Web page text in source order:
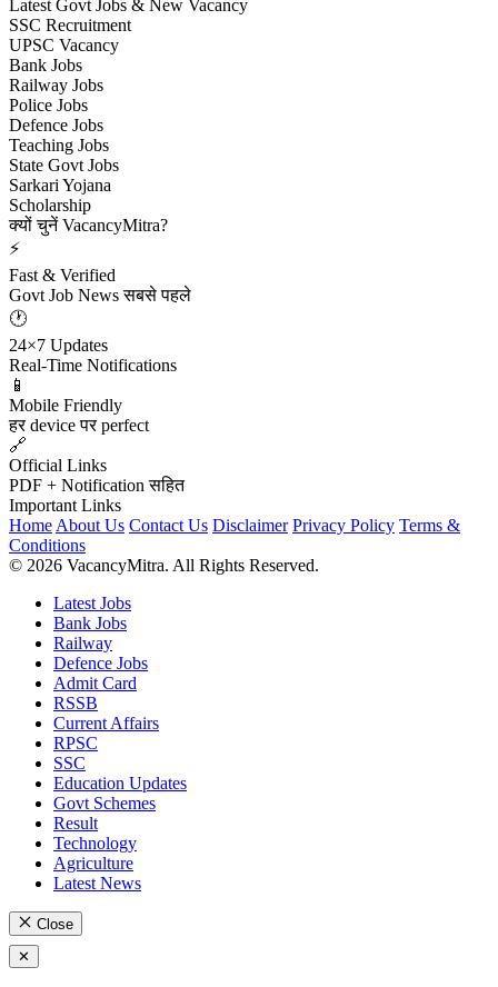
Latest Govt Jobs & New Vacancy
SSC Recruitment
UPSC Vacancy
Bank Jobs
Railway Jobs
Police Jobs
Defence Jobs
Teaching Jobs
State Govt Jobs
Sarkari Yojana
Scholarship
क्यों चुनें VacancyMitra?
⚡
Fast & Verified
Govt Job News सबसे पहले
🕐
24×7 Updates
Real-Time Notifications
📱
Mobile Friendly
हर device पर perfect
🔗
Official Links
PDF + Notification सहित
Important Links
Home About Us Contact Us Disclaimer Privacy Policy Terms &
Conditions
© 2026 VacancyMitra. All Rights Reserved.
Latest Jobs
Bank Jobs
Railway
Defence Jobs
Admit Card
RSSB
Current Affairs
RPSC
SSC
Education Updates
Govt Schemes
Result
Technology
Agriculture
Latest News
Close
✕